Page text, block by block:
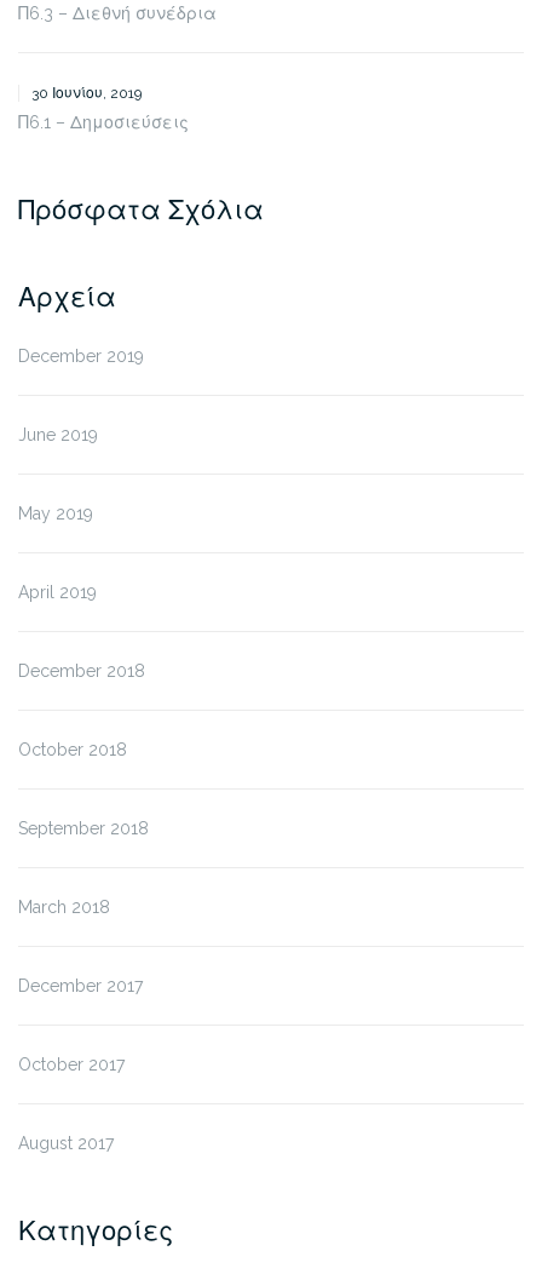
Π6.3 – Διεθνή συνέδρια
30 Ιουνίου, 2019
Π6.1 – Δημοσιεύσεις
Πρόσφατα Σχόλια
Αρχεία
December 2019
June 2019
May 2019
April 2019
December 2018
October 2018
September 2018
March 2018
December 2017
October 2017
August 2017
Κατηγορίες